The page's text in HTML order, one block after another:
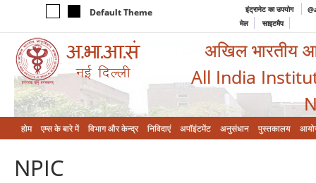
Default Theme इंट्रानेट का उपयोग
मेल
साइटमैप
अखिल भारतीय
All India
होम एम्‍स के बारे में विभाग और केन्‍द्र निविदाएं अपॉइंटमेंट अनुसंधान पुस्तकालय
NPIC